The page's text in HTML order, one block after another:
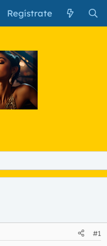
Regístrate
#1